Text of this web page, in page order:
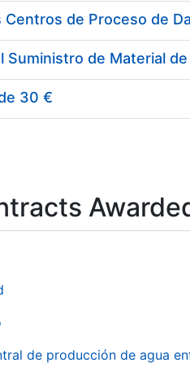
30 €
de producción de agua